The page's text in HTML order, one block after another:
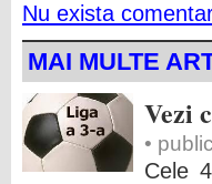
Nu exista
MAI MULTE
Vezi
•
Cele